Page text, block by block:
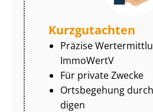
Kurzgutachten
Präzise
ImmoWertV
Für private Zwecke
Ortsbegehung
di­gen